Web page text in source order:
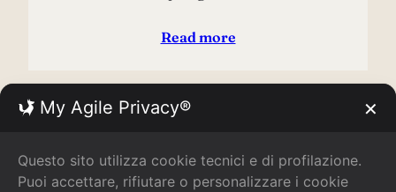
Read more
My Agile Privacy® ✕
Questo sito utilizza cookie tecnici e di profilazione.
Puoi accettare, rifiutare o personalizzare i cookie